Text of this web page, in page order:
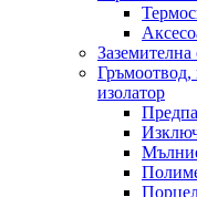
Заземителна
Гръмоотвод,
изолатор